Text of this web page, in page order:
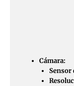
Cámara:
Sensor